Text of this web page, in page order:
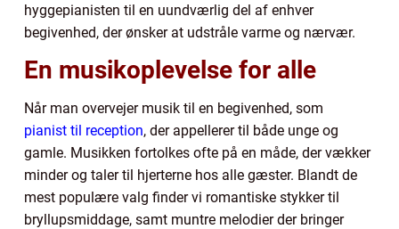
hyggepianisten til en uundværlig del af enhver
begivenhed, der ønsker at udstråle varme og nærvær.
En musikoplevelse for alle
Når man overvejer musik til en begivenhed, som
pianist til reception, der appellerer til både unge og
gamle. Musikken fortolkes ofte på en måde, der vækker
minder og taler til hjerterne hos alle gæster. Blandt de
mest populære valg finder vi romantiske stykker til
bryllupsmiddage, samt muntre melodier der bringer